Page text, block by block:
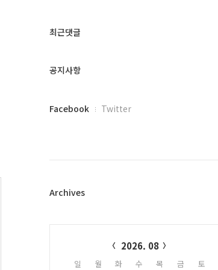
과
글
최근댓글
공지사항
페
플
Facebook Twitter
Archives
2026. 08
일 월 화 수 목 금
토